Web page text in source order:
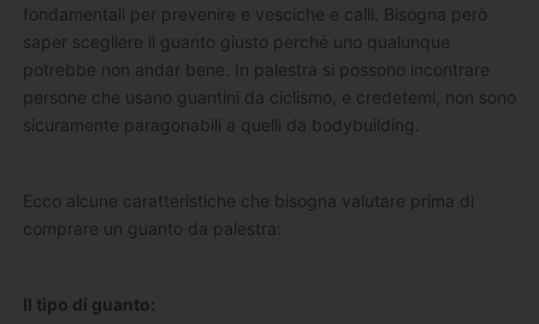
fondamentali per prevenire e vesciche e calli. Bisogna però
saper scegliere il guanto giusto perché uno qualunque
potrebbe non andar bene. In palestra si possono incontrare
persone che usano guantini da ciclismo, e credetemi, non sono
sicuramente paragonabili a quelli da bodybuilding.
Ecco alcune caratteristiche che bisogna valutare prima di
comprare un guanto da palestra:
Il tipo di guanto: